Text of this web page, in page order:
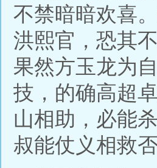
不禁暗暗欢喜
洪熙官，恐其
果然方玉龙为
技，的确高超
山相助，必能
叔能仗义相救